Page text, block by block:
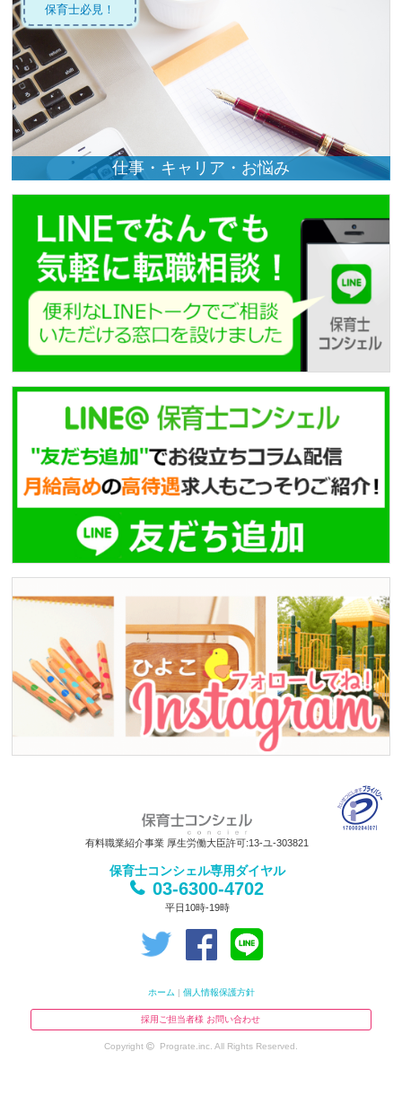
保育士必見！
仕事・キャリア・お悩み
有料職業紹介事業 厚生労働大臣許可:13-ユ-303821
保育士コンシェル専用ダイヤル
03-6300-4702
平日10時-19時
ホーム | 個人情報保護方針
採用ご担当者様 お問い合わせ
Copyright Prograte.inc. All Rights Reserved.